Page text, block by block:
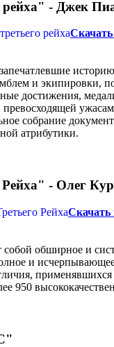
- Джек
и экипировки,
достижения,
собрание
атрибутики.
Рейха" - Олег
Скачать
собой обширное и
и
950